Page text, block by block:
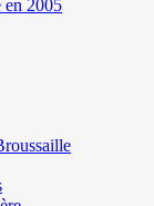
en 2005